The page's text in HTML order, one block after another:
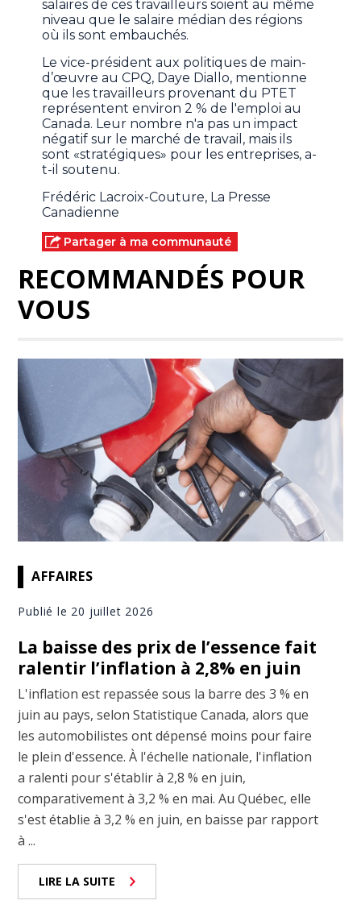
salaires de ces travailleurs soient au même
niveau que le salaire médian des régions
où ils sont embauchés.
Le vice-président aux politiques de main-
d’œuvre au CPQ, Daye Diallo, mentionne
que les travailleurs provenant du PTET
représentent environ 2 % de l'emploi au
Canada. Leur nombre n'a pas un impact
négatif sur le marché de travail, mais ils
sont «stratégiques» pour les entreprises, a-
t-il soutenu.
Frédéric Lacroix-Couture, La Presse
Canadienne
Partager à ma communauté
RECOMMANDÉS POUR
VOUS
AFFAIRES
Publié le 20 juillet 2026
La baisse des prix de l’essence fait
ralentir l’inflation à 2,8% en juin
L'inflation est repassée sous la barre des 3 % en
juin au pays, selon Statistique Canada, alors que
les automobilistes ont dépensé moins pour faire
le plein d'essence. À l'échelle nationale, l'inflation
a ralenti pour s'établir à 2,8 % en juin,
comparativement à 3,2 % en mai. Au Québec, elle
s'est établie à 3,2 % en juin, en baisse par rapport
à ...
LIRE LA SUITE